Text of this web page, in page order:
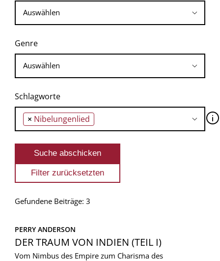
Genre
Schlagworte
× Nibelungenlied 🛈
Gefundene Beiträge: 3
PERRY ANDERSON
DER TRAUM VON INDIEN (TEIL I)
Vom Nimbus des Empire zum Charisma des